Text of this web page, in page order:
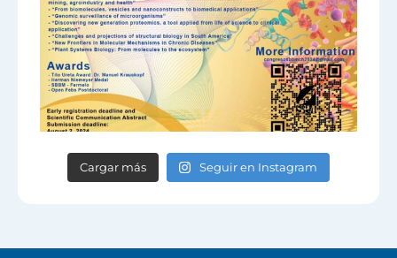
Cargar más Seguir en Instagram